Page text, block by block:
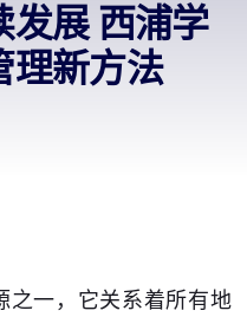
发展 西浦学
理新方法
之一，它关系着所有地